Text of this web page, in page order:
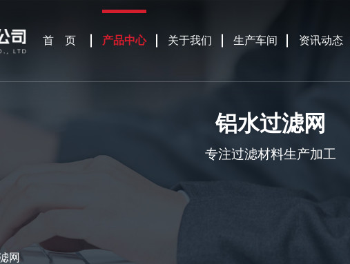
首 页 产品中心 关于我们 生产车间 资讯动态
铝水过滤网
专注过滤材料生产加工
网